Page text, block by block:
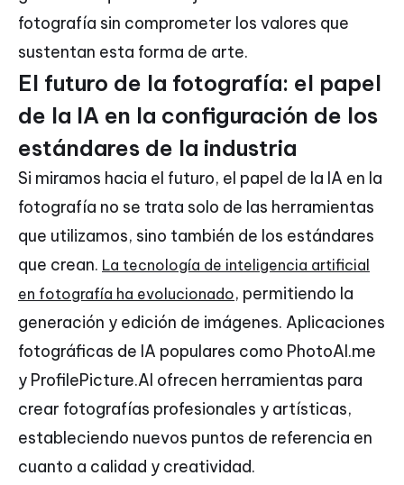
fotografía sin comprometer los valores que
sustentan esta forma de arte.
El futuro de la fotografía: el papel
de la IA en la configuración de los
estándares de la industria
Si miramos hacia el futuro, el papel de la IA en la
fotografía no se trata solo de las herramientas
que utilizamos, sino también de los estándares
que crean. La tecnología de inteligencia artificial
en fotografía ha evolucionado, permitiendo la
generación y edición de imágenes. Aplicaciones
fotográficas de IA populares como PhotoAI.me
y ProfilePicture.AI ofrecen herramientas para
crear fotografías profesionales y artísticas,
estableciendo nuevos puntos de referencia en
cuanto a calidad y creatividad.